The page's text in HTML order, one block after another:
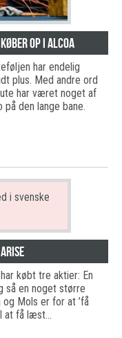
op i Alcoa
har endelig
plus. Med andre ord
har været noget af
den lange bane.
købt tre aktier: En
så en noget større
Mols er for at ’få
at få læst…